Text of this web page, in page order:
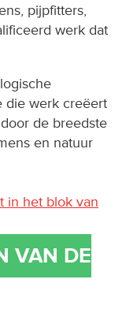
pijpfitters,
werk dat
die werk creëert
de breedste
en natuur
in het blok van
VAN DE